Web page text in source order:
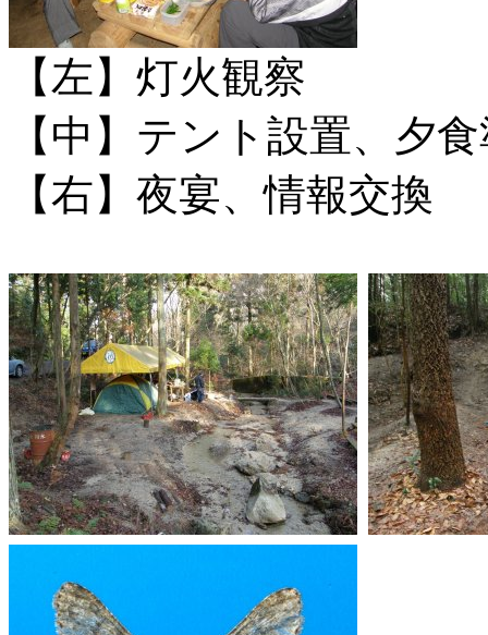
【左】灯火観察
【中】テント設置、夕
【右】夜宴、情報交換